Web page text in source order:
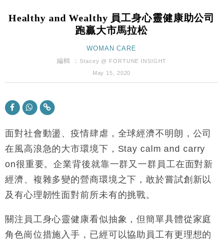
國際｜特朗普料美伊戰事快結束 承認部分彈藥庫存緊
財經｜SA售股自救後再出手 斥4億美元押注未上市公
財經｜華僑銀行上半年淨利創新高 中期息增15%至
47仙
17:33
及消費表現
損失近6900萬元
16:05
財經｜日經失守6.5萬點後回穩 全周仍升近2%
15:47
粦接任
15:11
財經｜韓股反覆波動收跌 連挫7周創逾3年最長跌勢
13:44
財經｜內地7月美元計價出口增近24%勝預期 貿易順
差達1125億美元
Healthy and Wealthy 員工身心靈健康助公司
跑贏大市馬拉松
WOMAN CARE
編輯 ：Stacey @ FORTUNE INSIGHT
May 15, 2020
面對社會動盪、疫情肆虐，全球經濟不明朗，公司
在風高浪急的大市環境下，Stay calm and carry
on很重要。企業背後就靠一群又一群員工在面對新
經濟、複雜多變的營商環境之下，敢於嘗試創新以
及有心理韌性面對前所未有的挑戰。
關注員工身心靈健康看似抽象，但簡單具體從家庭
角色崗位措施入手，已經可以協助員工有更理想的